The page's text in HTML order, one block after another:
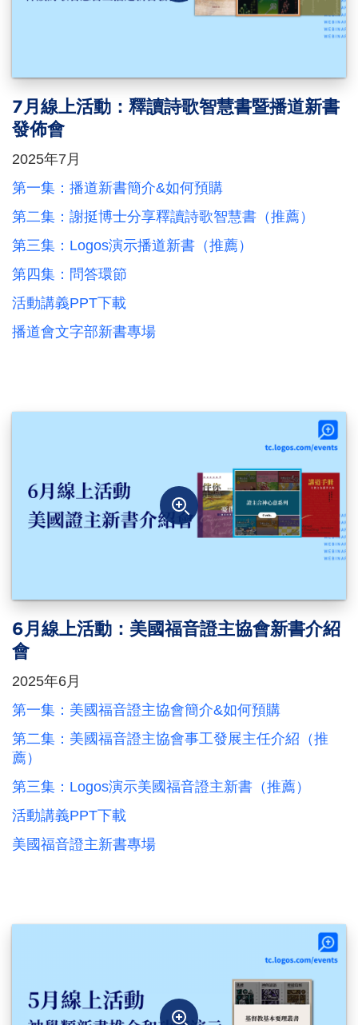
7月線上活動：釋讀詩歌智慧書暨播道新書
發佈會
2025年7月
第一集：播道新書簡介&如何預購
第二集：謝挺博士分享釋讀詩歌智慧書（推薦）
第三集：Logos演示播道新書（推薦）
第四集：問答環節
活動講義PPT下載
播道會文字部新書專場
6月線上活動：美國福音證主協會新書介紹
會
2025年6月
第一集：美國福音證主協會簡介&如何預購
第二集：美國福音證主協會事工發展主任介紹（推
薦）
第三集：Logos演示美國福音證主新書（推薦）
活動講義PPT下載
美國福音證主新書專場